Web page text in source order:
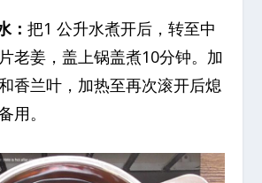
：把1 公升水煮开后，转至中
老姜，盖上锅盖煮10分钟。加
香兰叶，加热至再次滚开后熄
用。